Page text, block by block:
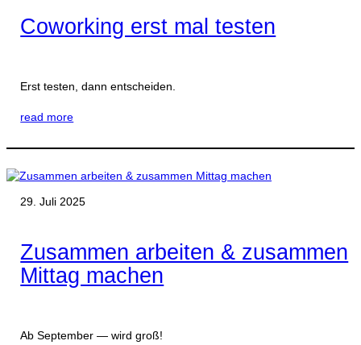
Coworking erst mal testen
Erst testen, dann entscheiden.
read more
29. Juli 2025
Zusammen arbeiten & zusammen
Mittag machen
Ab September — wird groß!